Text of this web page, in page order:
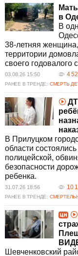
В
в
В
38-летняя
территории
своего годовалого
03.08.26 15:50 4
РАНЕЕ В ТРЕНДЕ: СМЕРТЬ
В Прилуцком
области
полицейской,
безопасности
ребенка.
31.07.26 18:56 10
РАНЕЕ В ТРЕНДЕ:
Шевченковский